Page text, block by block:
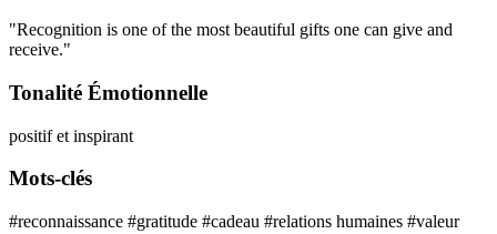
"Recognition is one of the most beautiful gifts one can give and
receive."
Tonalité Émotionnelle
positif et inspirant
Mots-clés
#reconnaissance #gratitude #cadeau #relations humaines #valeur